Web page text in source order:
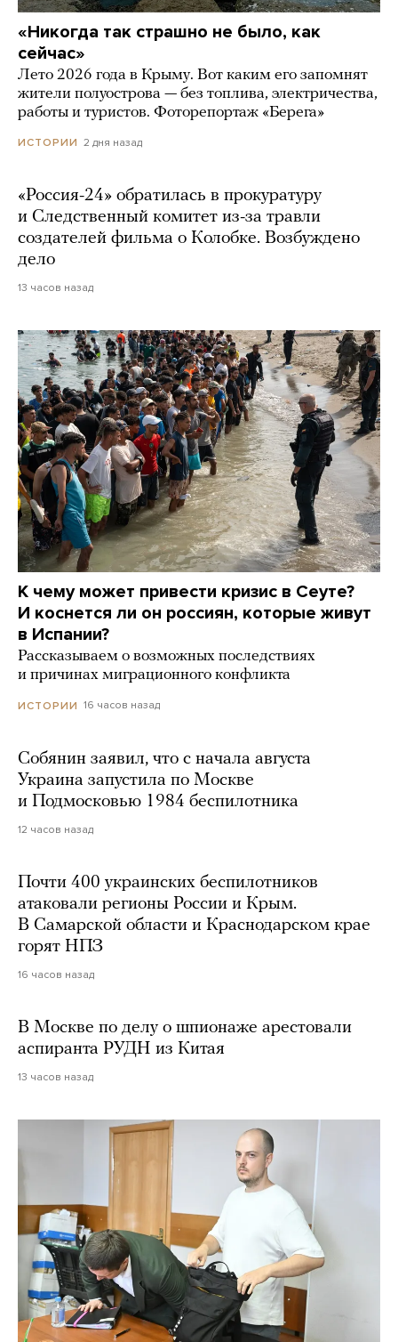
«Никогда так страшно не было, как
сейчас»
Лето 2026 года в Крыму. Вот каким его запомнят
жители полуострова — без топлива, электричества,
работы и туристов. Фоторепортаж «Берега»
ИСТОРИИ 2 дня назад
«Россия-24» обратилась в прокуратуру
и Следственный комитет из-за травли
создателей фильма о Колобке. Возбуждено
дело
13 часов назад
К чему может привести кризис в Сеуте?
И коснется ли он россиян, которые живут
в Испании?
Рассказываем о возможных последствиях
и причинах миграционного конфликта
ИСТОРИИ 16 часов назад
Собянин заявил, что с начала августа
Украина запустила по Москве
и Подмосковью 1984 беспилотника
12 часов назад
Почти 400 украинских беспилотников
атаковали регионы России и Крым.
В Самарской области и Краснодарском крае
горят НПЗ
16 часов назад
В Москве по делу о шпионаже арестовали
аспиранта РУДН из Китая
13 часов назад